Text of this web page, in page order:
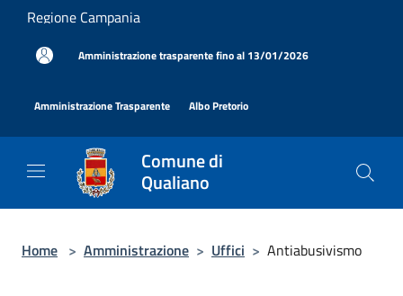
Salta al contenuto principale
Regione Campania
Amministrazione trasparente fino al 13/01/2026
Amministrazione Trasparente Albo Pretorio
Comune di
Qualiano
Home > Amministrazione > Uffici > Antiabusivismo